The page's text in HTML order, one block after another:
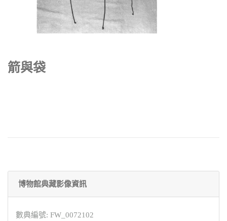
箭與袋
博物館典藏影像資訊
數典編號: FW_0072102